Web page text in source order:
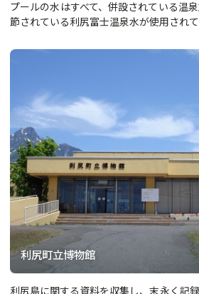
プールの水はすべて、併設されている温
節されている利尻富士温泉水が使用され
利尻町立博物館
利尻島に関する資料を収集し、末永く記